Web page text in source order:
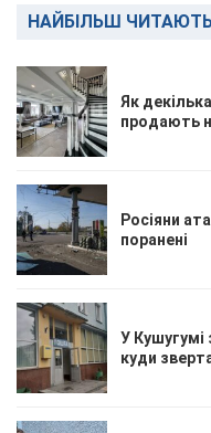
НАЙБІЛЬШ
Як
продають
Росіяни
поранені
У Кушугумі
куди